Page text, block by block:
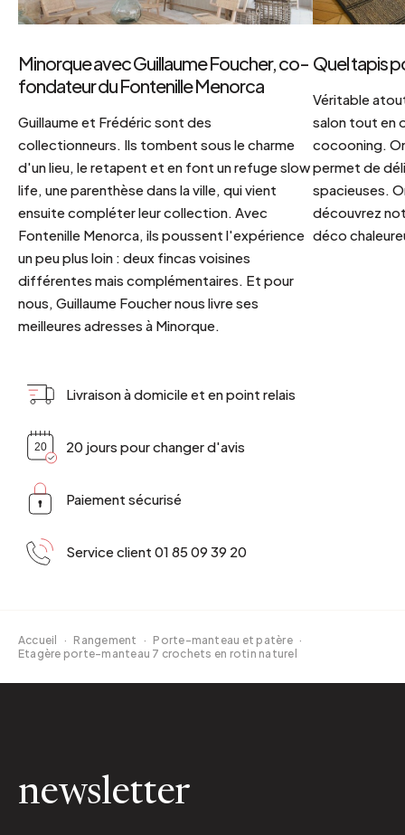
Minorque avec Guillaume Foucher, co-
fondateur du Fontenille Menorca
Guillaume et Frédéric sont des
collectionneurs. Ils tombent sous le charme
d'un lieu, le retapent et en font un refuge slow
life, une parenthèse dans la ville, qui vient
ensuite compléter leur collection. Avec
Fontenille Menorca, ils poussent l'expérience
un peu plus loin : deux fincas voisines
différentes mais complémentaires. Et pour
nous, Guillaume Foucher nous livre ses
meilleures adresses à Minorque.
Quel tapis
Véritable
salon tout en
cocooning.
permet de
spacieuses.
découvrez
déco
Livraison à domicile et en point relais
20 jours pour changer d'avis
Paiement sécurisé
Service client 01 85 09 39 20
Accueil · Rangement · Porte-manteau et patère ·
Etagère porte-manteau 7 crochets en rotin naturel
newsletter